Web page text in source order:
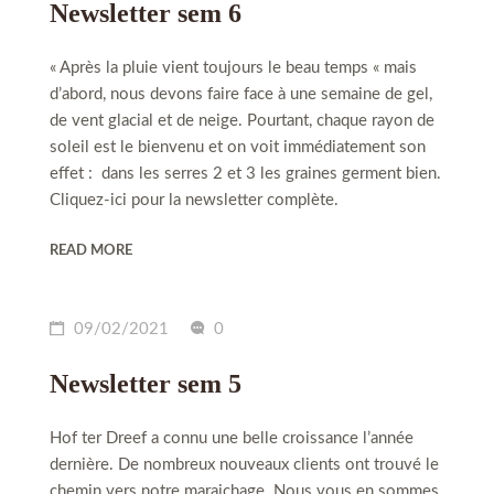
Newsletter sem 6
« Après la pluie vient toujours le beau temps « mais
d’abord, nous devons faire face à une semaine de gel,
de vent glacial et de neige. Pourtant, chaque rayon de
soleil est le bienvenu et on voit immédiatement son
effet : dans les serres 2 et 3 les graines germent bien.
Cliquez-ici pour la newsletter complète.
READ MORE
09/02/2021 0
Newsletter sem 5
Hof ter Dreef a connu une belle croissance l’année
dernière. De nombreux nouveaux clients ont trouvé le